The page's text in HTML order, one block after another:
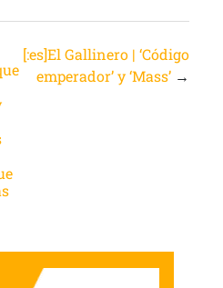
[:es]El Gallinero | ‘Código
emperador’ y ‘Mass’ →